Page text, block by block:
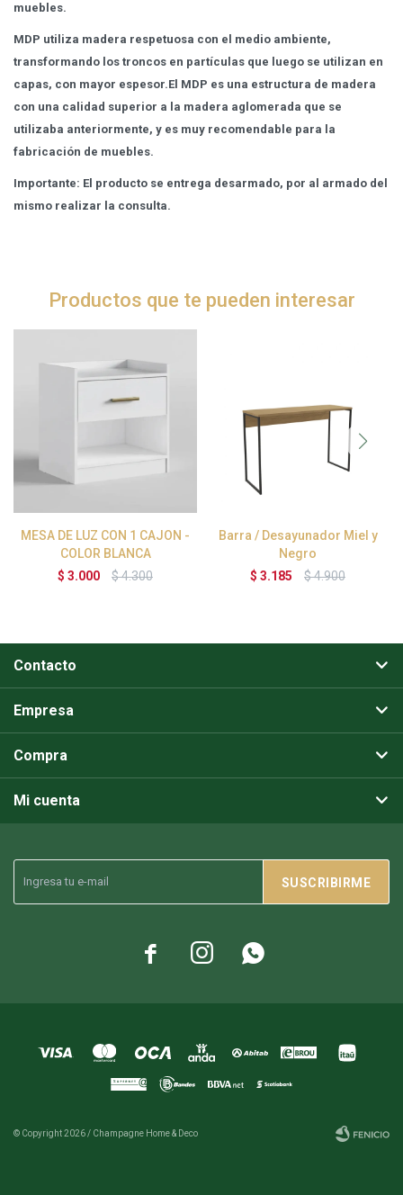
muebles.
MDP utiliza madera respetuosa con el medio ambiente,
transformando los troncos en partículas que luego se utilizan en
capas, con mayor espesor.El MDP es una estructura de madera
con una calidad superior a la madera aglomerada que se
utilizaba anteriormente, y es muy recomendable para la
fabricación de muebles.
Importante: El producto se entrega desarmado, por al armado del
mismo realizar la consulta.
Productos que te pueden interesar
MESA DE LUZ CON 1 CAJON -
COLOR BLANCA
$ 3.000 $4.300
Barra / Desayunador Miel y
Negro
$ 3.185 $4.900
SUSCRIBIRME
  
Contacto
Empresa
Compra
Mi cuenta
© Copyright 2026 / Champagne Home & Deco